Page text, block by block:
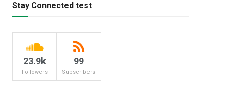
Stay Connected test
23.9k
Followers
99
Subscribers